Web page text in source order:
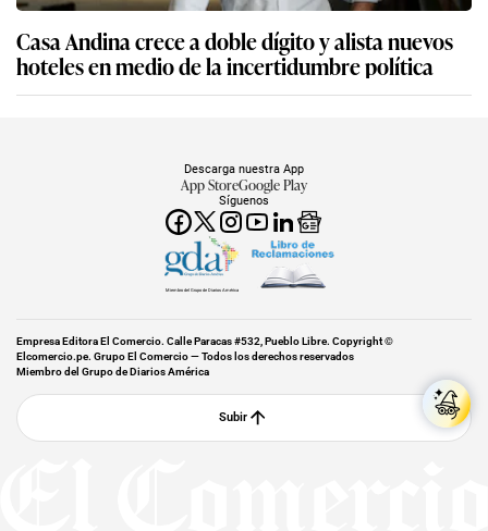
Casa Andina crece a doble dígito y alista nuevos
hoteles en medio de la incertidumbre política
Síguenos
Descarga nuestra App
App StoreGoogle Play
Miembro del Grupo de Diarios América
Empresa Editora El Comercio. Calle Paracas #532, Pueblo Libre. Copyright ©
Elcomercio.pe. Grupo El Comercio — Todos los derechos reservados
Miembro del Grupo de Diarios América
Subir